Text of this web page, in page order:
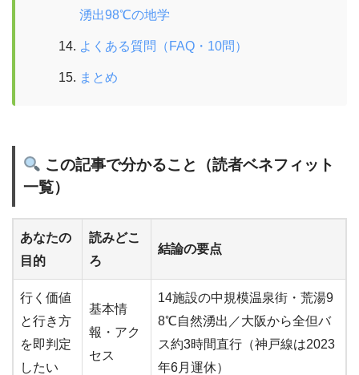
湧出98℃の地学
よくある質問（FAQ・10問）
まとめ
この記事で分かること（読者ベネフィット
一覧）
あなたの
目的
読みどこ
ろ
結論の要点
行く価値
と行き方
を即判定
したい
基本情
報・アク
セス
14施設の中規模温泉街・荒湯9
8℃自然湧出／大阪から全但バ
ス約3時間直行（神戸線は2023
年6月運休）